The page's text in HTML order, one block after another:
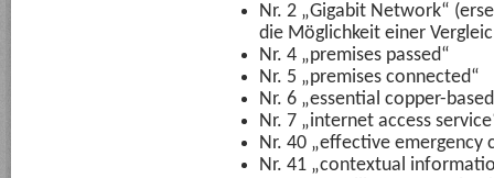
Nr. 2 „Gigabit Network“
die Möglichkeit einer
Nr. 4 „premises passed“
Nr. 5 „premises connected“
Nr. 6 „essential copper-
Nr. 7 „internet access
Nr. 40 „effective emergency
Nr. 41 „contextual